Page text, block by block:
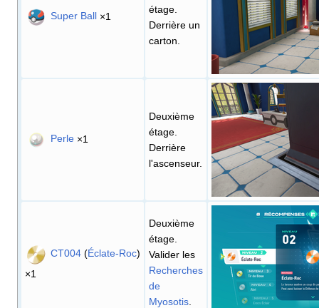
Super Ball ×1
étage.
Derrière un
carton.
Perle ×1
Deuxième
étage.
Derrière
l'ascenseur.
CT004 (Éclate-Roc)
×1
Deuxième
étage.
Valider les
Recherches
de
Myosotis